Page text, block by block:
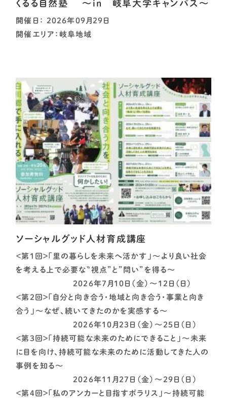
くるる自然塾 ～in 岐阜大学キャンパス～
開催日： 2026年09月29日
開催エリア：岐阜地域
ソーシャルグッド人材育成講座
＜第1回＞「里の暮らしを未来へ活かす」～より良い社会
を考える上で必要な〝視点”と”問い”を得る～
2026年7月10日（金）～12日（日）
＜第2回＞「自分と向き合う・地域と向き合う・事業と向き
合う」～なぜ、続いてきたのかを実感する～
2026年10月23日（金）～25日（日）
＜第3回＞「持続可能な未来のためにできること」～未来
に目を向け、持続可能な未来のために活動してきた人の
事例を知る～
2026年11月27日（金）～29日（日）
＜第4回＞「私のアンカーと目指すポラリス」～持続可能